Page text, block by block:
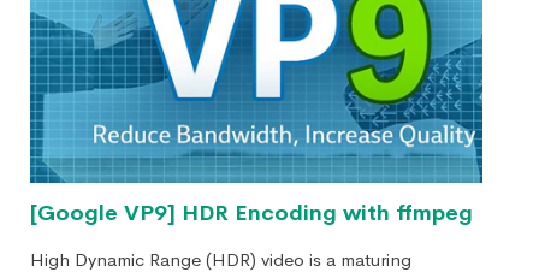
[Google VP9] HDR Encoding with ffmpeg
High Dynamic Range (HDR) video is a maturing